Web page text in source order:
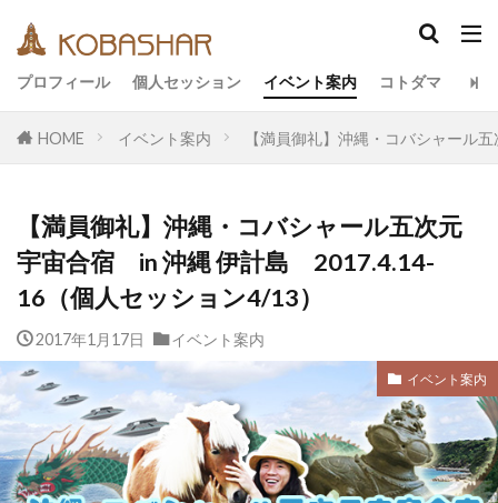
プロフィール 個人セッション イベント案内 コトダマ
HOME イベント案内 【満員御礼】沖縄・コバシャー
【満員御礼】沖縄・コバシャール五次元
宇宙合宿 in 沖縄 伊計島 2017.4.14-
16（個人セッション4/13）
2017年1月17日 イベント案内
イベント案内
カテゴリー
アーティスト
イベント
イヤシロチ
エコ
オフグリッド
キールタン
デトックス
バシャール・宇宙の法則
メッセージ
ヨガ
ワンネス
ヴィーガン
動画
友人
合宿 名古屋 地底人
子供
宇宙人
岐阜 引き寄せの法則
愛
断食
旅 沖縄 満月
石川県